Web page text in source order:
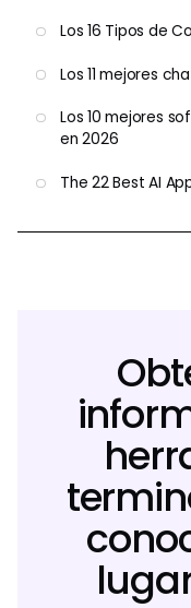
Los 16 Tipos de
Los 11 mejores
Los 10 mejores
en 2026
The 22 Best AI